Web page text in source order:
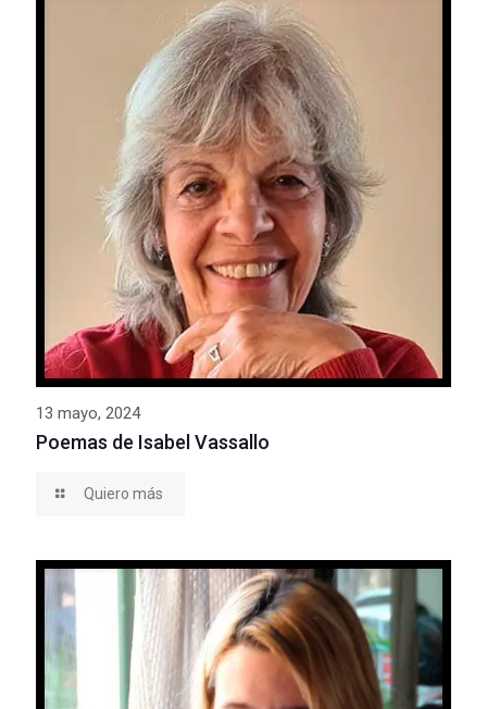
13 mayo, 2024
Poemas de Isabel Vassallo
Quiero más